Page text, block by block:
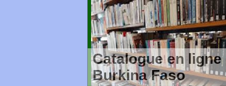
Catalogue en
Burkina Faso